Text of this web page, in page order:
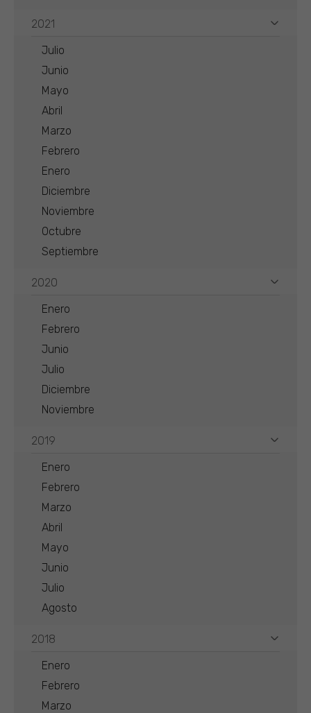
2021
Julio
Junio
Mayo
Abril
Marzo
Febrero
Enero
Diciembre
Noviembre
Octubre
Septiembre
2020
Enero
Febrero
Junio
Julio
Diciembre
Noviembre
2019
Enero
Febrero
Marzo
Abril
Mayo
Junio
Julio
Agosto
2018
Enero
Febrero
Marzo